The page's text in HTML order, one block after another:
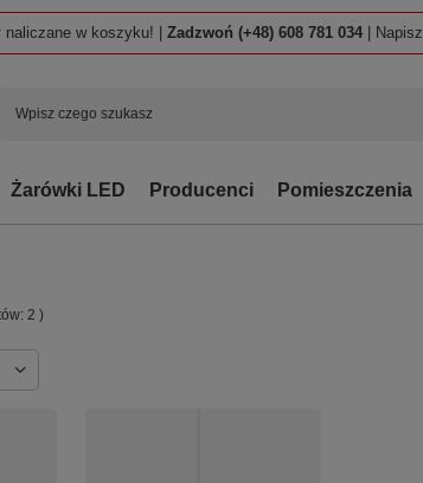
naliczane w koszyku! | Zadzwoń (+48) 608 781 034 |
Żarówki LED Producenci Pomieszczenia
2 )